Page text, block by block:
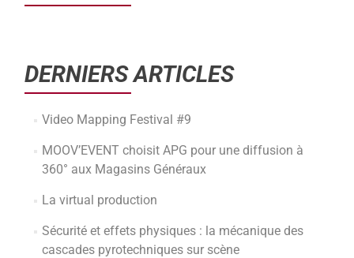
DERNIERS ARTICLES
Video Mapping Festival #9
MOOV’EVENT choisit APG pour une diffusion à
360° aux Magasins Généraux
La virtual production
Sécurité et effets physiques : la mécanique des
cascades pyrotechniques sur scène